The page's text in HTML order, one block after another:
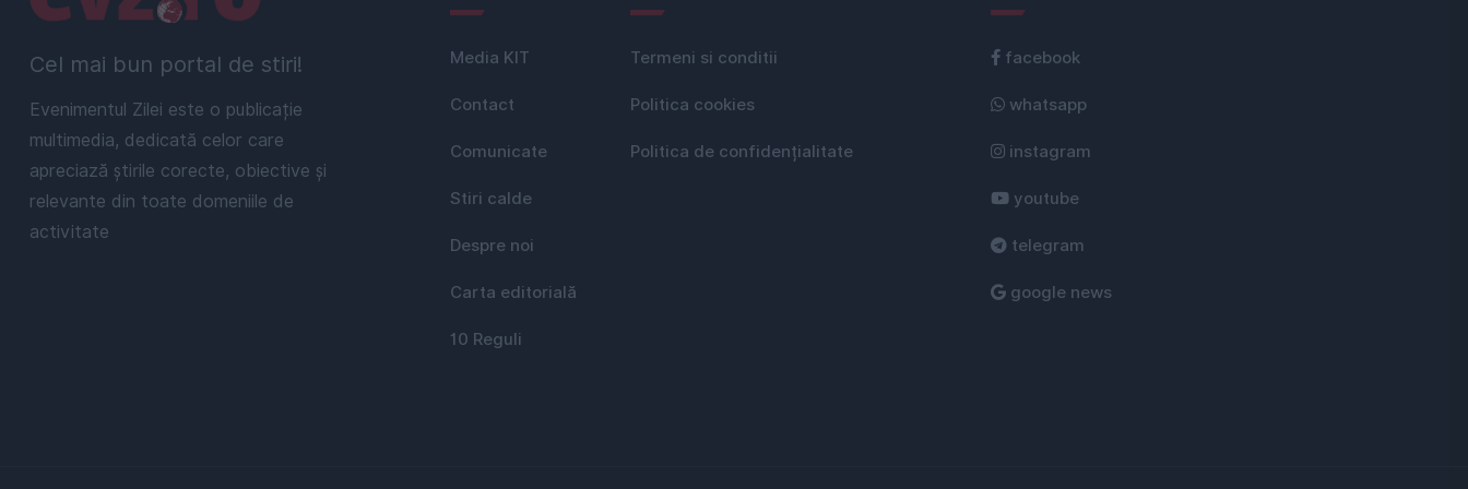
Cel mai bun portal de stiri!
Evenimentul Zilei este o publicație
multimedia, dedicată celor care
apreciază știrile corecte, obiective și
relevante din toate domeniile de
activitate
Media KIT
Contact
Comunicate
Stiri calde
Despre noi
Carta editorială
10 Reguli
Termeni si conditii
Politica cookies
Politica de confidențialitate
facebook
whatsapp
instagram
youtube
telegram
google news